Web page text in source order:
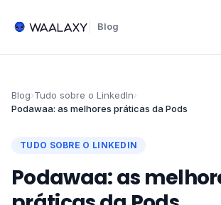
Blog
Blog›Tudo sobre o LinkedIn›
Podawaa: as melhores práticas da Pods
TUDO SOBRE O LINKEDIN
Podawaa: as